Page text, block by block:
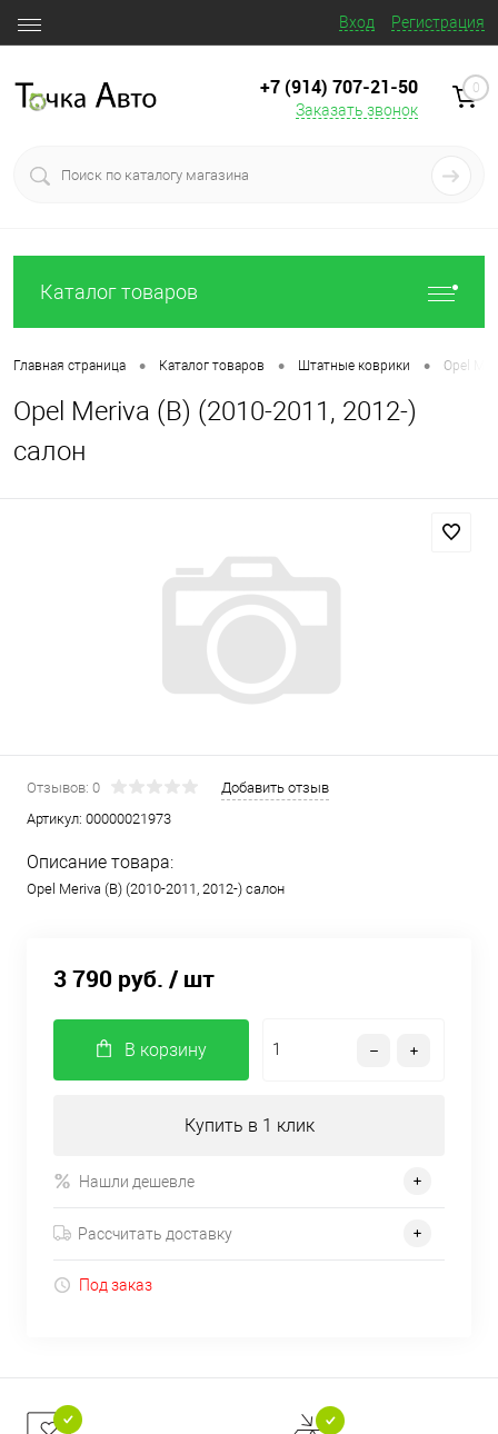
Вход Регистрация
+7 (914) 707‒21‒50
Заказать звонок
0
Каталог товаров
Главная страница • Каталог товаров • Штатные коврики • Opel
Opel Meriva (B) (2010-2011, 2012-)
салон
Отзывов: 0
Добавить отзыв
Артикул: 00000021973
Описание товара:
Opel Meriva (B) (2010-2011, 2012-) салон
3 790 руб. / шт
В корзину
Купить в 1 клик
Нашли дешевле
Рассчитать доставку
Под заказ